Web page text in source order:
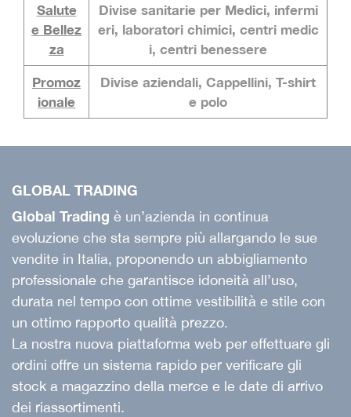
Salute
e Bellez
za
Divise sanitarie per Medici, infermi
eri, laboratori chimici, centri medic
i, centri benessere
Promoz
ionale
Divise aziendali, Cappellini, T-shirt
e polo
GLOBAL TRADING
Global Trading è un’azienda in continua
evoluzione che sta sempre più allargando le sue
vendite in Italia, proponendo un abbigliamento
professionale che garantisce idoneità all’uso,
durata nel tempo con ottime vestibilità e stile con
un ottimo rapporto qualità prezzo.
La nostra nuova piattaforma web per effettuare gli
ordini offre un sistema rapido per verificare gli
stock a magazzino della merce e le date di arrivo
dei riassortimenti.